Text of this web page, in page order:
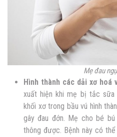
Mẹ đau
Hình thành các dải xơ hoá
xuất hiện khi mẹ bị tắc sữa
khối xơ trong bầu vú hình
gây đau đớn. Mẹ cho bé
thông được. Bệnh này có